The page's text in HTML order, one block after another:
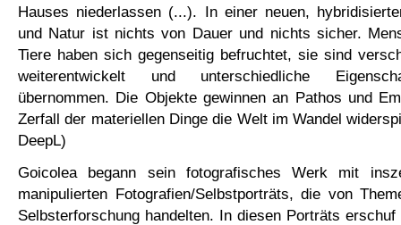
Hauses niederlassen (...). In einer neuen,
und Natur ist nichts von Dauer und nichts sicher.
Tiere haben sich gegenseitig befruchtet, sie sind
weiterentwickelt und unterschiedliche
übernommen. Die Objekte gewinnen an Pathos und
Zerfall der materiellen Dinge die Welt im Wandel
DeepL)
Goicolea begann sein fotografisches Werk mit
manipulierten Fotografien/Selbstporträts, die von
Selbsterforschung handelten. In diesen Porträts